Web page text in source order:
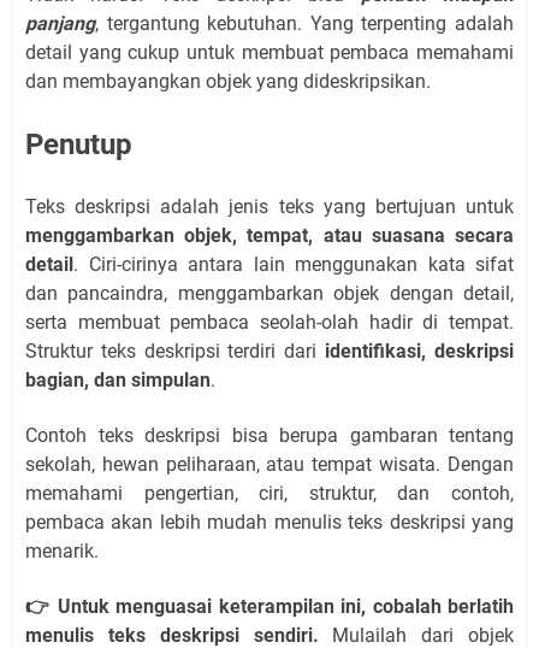
panjang, tergantung kebutuhan. Yang terpenting adalah
detail yang cukup untuk membuat pembaca memahami
dan membayangkan objek yang dideskripsikan.
Penutup
Teks deskripsi adalah jenis teks yang bertujuan untuk
menggambarkan objek, tempat, atau suasana secara
detail. Ciri-cirinya antara lain menggunakan kata sifat
dan pancaindra, menggambarkan objek dengan detail,
serta membuat pembaca seolah-olah hadir di tempat.
Struktur teks deskripsi terdiri dari identifikasi, deskripsi
bagian, dan simpulan.
Contoh teks deskripsi bisa berupa gambaran tentang
sekolah, hewan peliharaan, atau tempat wisata. Dengan
memahami pengertian, ciri, struktur, dan contoh,
pembaca akan lebih mudah menulis teks deskripsi yang
menarik.
👉 Untuk menguasai keterampilan ini, cobalah berlatih
menulis teks deskripsi sendiri. Mulailah dari objek